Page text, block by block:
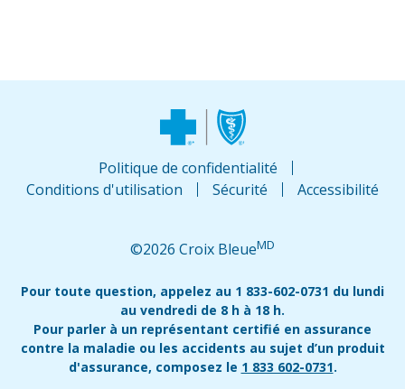
Politique de confidentialité
Conditions d'utilisation
Sécurité Accessibilité
©2026 Croix BleueMD
Pour toute question, appelez au 1 833-602-0731 du lundi
au vendredi de 8 h à 18 h.
Pour parler à un représentant certifié en assurance
contre la maladie ou les accidents au sujet d’un produit
d'assurance, composez le 1 833 602-0731.